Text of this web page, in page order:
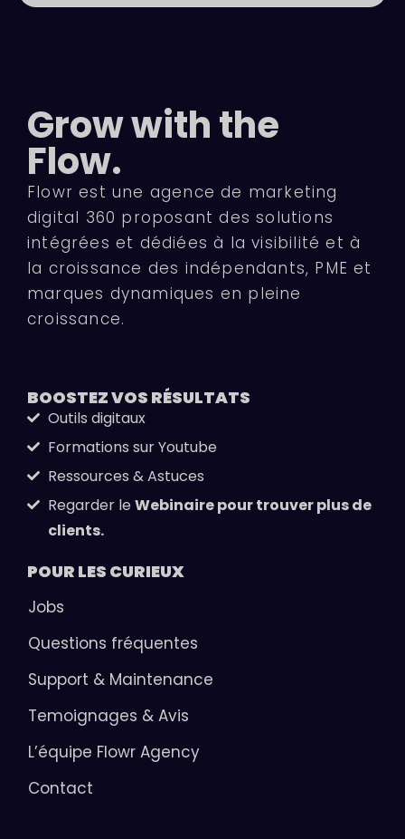
Grow with the
Flow.
Flowr est une agence de marketing
digital 360 proposant des solutions
intégrées et dédiées à la visibilité et à
la croissance des indépendants, PME et
marques dynamiques en pleine
croissance.
POUR LES CURIEUX
Jobs
Questions fréquentes
Support & Maintenance
Temoignages & Avis
L’équipe Flowr Agency
Contact
BOOSTEZ VOS RÉSULTATS
Outils digitaux
Formations sur Youtube
Ressources & Astuces
Regarder leWebinaire pour trouver plus de
clients.